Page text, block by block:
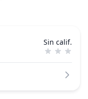
Sin calif.